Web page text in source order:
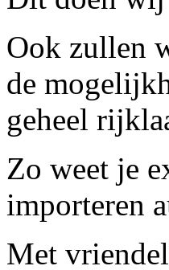
Ook zullen
de
geheel
Zo weet je
importeren
Met